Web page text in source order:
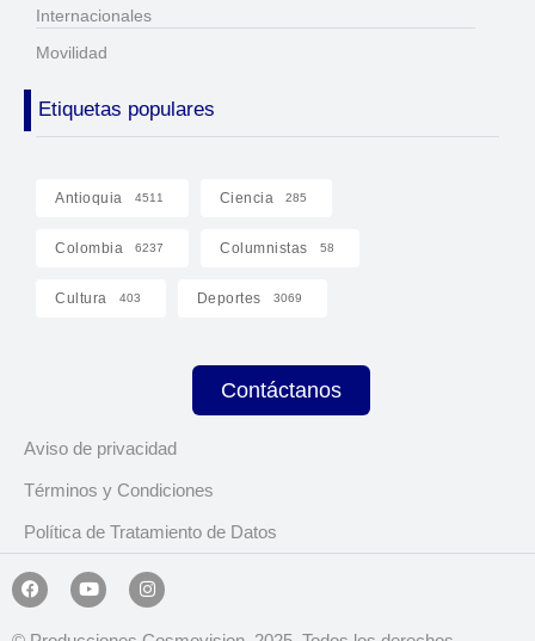
Internacionales
Movilidad
Etiquetas populares
Antioquia 4511 Ciencia 285
Colombia 6237 Columnistas 58
Cultura 403 Deportes 3069
Contáctanos
Aviso de privacidad
Términos y Condiciones
Política de Tratamiento de Datos